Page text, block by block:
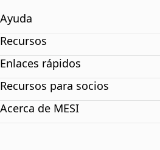
Ayuda
Recursos
Enlaces rápidos
Recursos para socios
Acerca de MESI